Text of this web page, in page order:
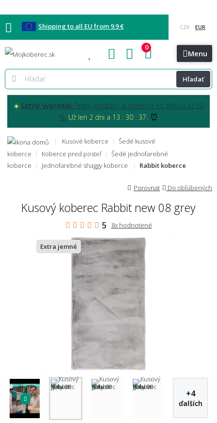
Shipping to all EU from 9.9 €
Blog Kontakt Menu
Hľadať
0
☀️ Letný výpredaj: Trávy, podlahy aj koberce so zľavou až 50
%. Už len 2 dni a 13 : 30 : 36. ⏰
Kusové koberce
Šedé kusové
koberce
Koberce pred posteľ
Šedé jednofarebné
koberce
Jednofarebné shaggy koberce Rabbit koberce
Porovnat Do obľúbených
Kusový koberec Rabbit new 08 grey
5 8x hodnotené
Extra jemné
+4
ďalších